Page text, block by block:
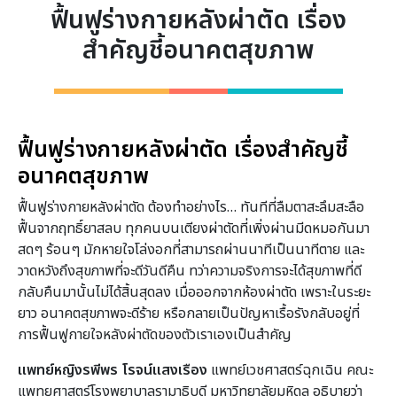
ฟื้นฟูร่างกายหลังผ่าตัด เรื่อง
สำคัญชี้อนาคตสุขภาพ
ฟื้นฟูร่างกายหลังผ่าตัด เรื่องสำคัญชี้
อนาคตสุขภาพ
ฟื้นฟูร่างกายหลังผ่าตัด ต้องทำอย่างไร… ทันทีที่ลืมตาสะลึมสะลือ
ฟื้นจากฤทธิ์ยาสลบ ทุกคนบนเตียงผ่าตัดที่เพิ่งผ่านมีดหมอกันมา
สดๆ ร้อนๆ มักหายใจโล่งอกที่สามารถผ่านนาทีเป็นนาทีตาย และ
วาดหวังถึงสุขภาพที่จะดีวันดีคืน ทว่าความจริงการจะได้สุขภาพที่ดี
กลับคืนมานั้นไม่ได้สิ้นสุดลง เมื่อออกจากห้องผ่าตัด เพราะในระยะ
ยาว อนาคตสุขภาพจะดีร้าย หรือกลายเป็นปัญหาเรื้อรังกลับอยู่ที่
การฟื้นฟูกายใจหลังผ่าตัดของตัวเราเองเป็นสำคัญ
แพทย์หญิงรพีพร โรจน์แสงเรือง แพทย์เวชศาสตร์ฉุกเฉิน คณะ
แพทยศาสตร์โรงพยาบาลรามาธิบดี มหาวิทยาลัยมหิดล อธิบายว่า